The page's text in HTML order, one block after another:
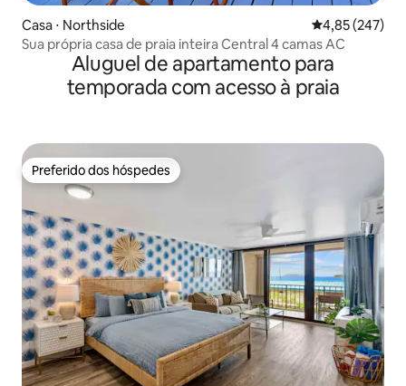
Casa ⋅ Northside 4,85 de uma
4,85 (247)
Sua própria casa de praia inteira Central 4 camas AC
Aluguel de apartamento para
temporada com acesso à praia
Preferido dos hóspedes
Preferido dos hóspedes